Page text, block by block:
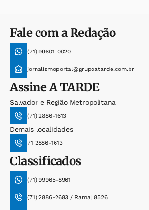
Fale com a Redação
(71) 99601-0020
jornalismoportal@grupoatarde.com.br
AssineA TARDE
Salvador e Região Metropolitana
(71) 2886-1613
Demais localidades
71 2886-1613
Classificados
(71) 99965-8961
(71) 2886-2683 / Ramal 8526